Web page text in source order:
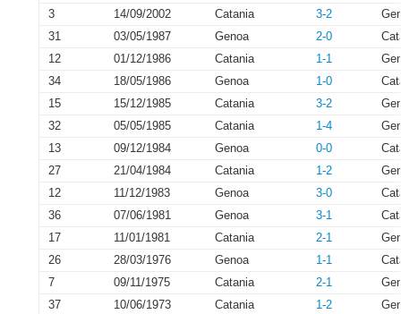
3
14/09/2002 Catania 3-2
31
03/05/1987 Genoa 2-0
12
01/12/1986 Catania 1-1
34
18/05/1986 Genoa 1-0
15
15/12/1985 Catania 3-2
32
05/05/1985 Catania 1-4
13
09/12/1984 Genoa 0-0
27
21/04/1984 Catania 1-2
12
11/12/1983 Genoa 3-0
36
07/06/1981 Genoa 3-1
17
11/01/1981 Catania 2-1
26
28/03/1976 Genoa 1-1
7
09/11/1975 Catania 2-1
37
10/06/1973 Catania 1-2